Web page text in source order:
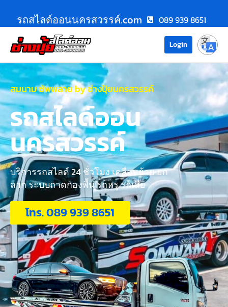
รถสไลด์ออนนครสวรรค์.com 089 939 8651
Login
สมนาม ซัพพลาย by ช่างปุ้ยนครสวรรค์
รถสไลด์ออน
นครสวรรค์
บริการรถสไลด์ 24 ชั่วโมง เคลื่อนย้าย ยก
ลาก ระบบถาดกองพื้น รถหรู รถเสีย
โทร. 089 939 8651